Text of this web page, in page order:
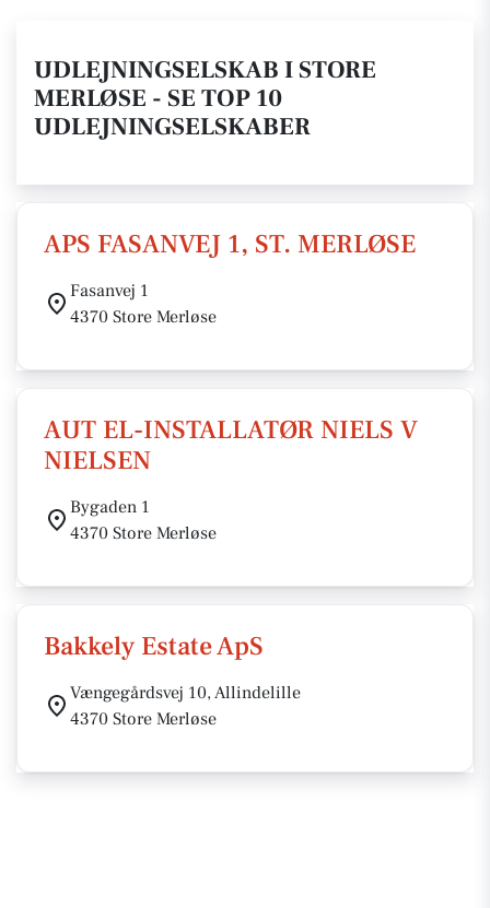
UDLEJNINGSELSKAB I STORE
MERLØSE - SE TOP 10
UDLEJNINGSELSKABER
APS FASANVEJ 1, ST. MERLØSE
Fasanvej 1
4370 Store Merløse
AUT EL-INSTALLATØR NIELS V
NIELSEN
Bygaden 1
4370 Store Merløse
Bakkely Estate ApS
Vængegårdsvej 10, Allindelille
4370 Store Merløse